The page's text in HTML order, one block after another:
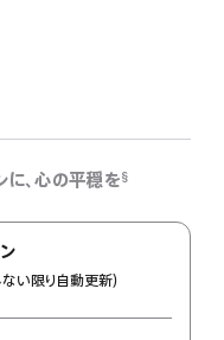
に、心の平穏を§
ない限り自動更新）